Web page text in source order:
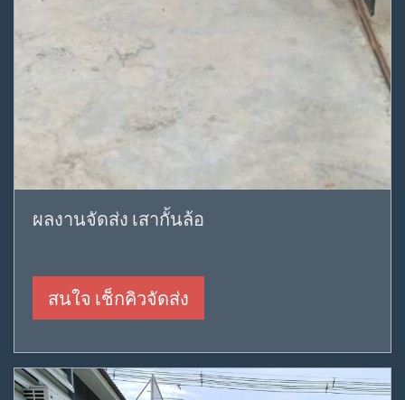
ผลงานจัดส่ง เสากั้นล้อ
สนใจ เช็กคิวจัดส่ง